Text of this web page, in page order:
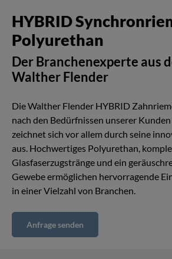
HYBRID
Polyurethan
Der Branchenexperte aus
Walther Flender
Die Walther Flender HYBRID
nach den Bedürfnissen unserer
zeichnet sich vor allem durch seine
aus. Hochwertiges Polyurethan,
Glasfaserzugstränge und ein
Gewebe ermöglichen hervorragende
in einer Vielzahl von Branchen.
Anfrage senden